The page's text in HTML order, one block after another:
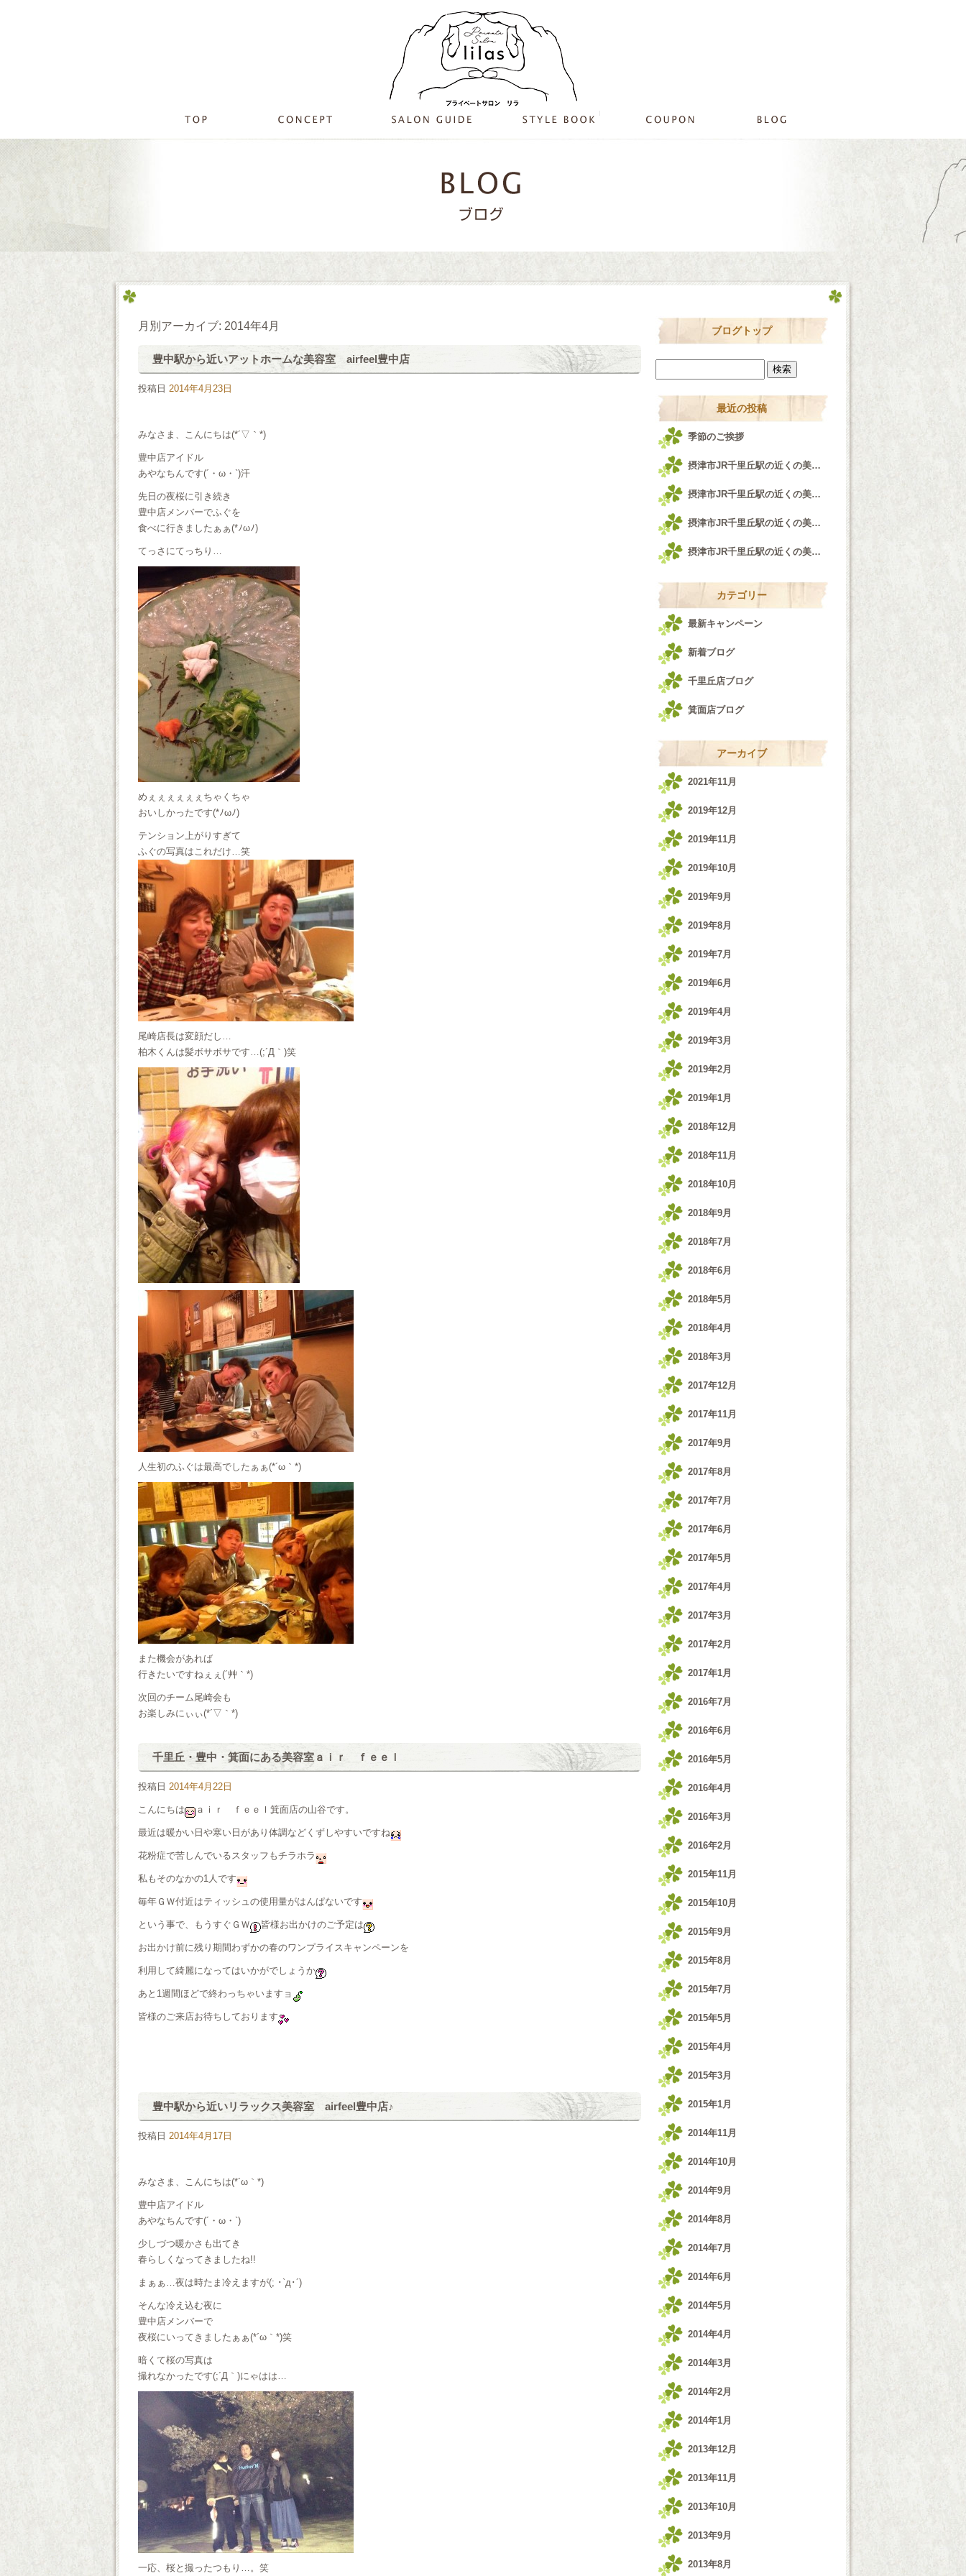
月別アーカイブ: 2014年4月
豊中駅から近いアットホームな美容室 airfeel豊中店
投稿日 2014年4月23日
みなさま、こんにちは(*´▽｀*)
豊中店アイドル
あやなちんです(´・ω・`)汗
先日の夜桜に引き続き
豊中店メンバーでふぐを
食べに行きましたぁぁ(*ﾉωﾉ)
てっさにてっちり…
めぇぇぇぇぇぇちゃくちゃ
おいしかったです(*ﾉωﾉ)
テンション上がりすぎて
ふぐの写真はこれだけ…笑
尾崎店長は変顔だし…
柏木くんは髪ボサボサです…(;´Д｀)笑
人生初のふぐは最高でしたぁぁ(*´ω｀*)
また機会があれば
行きたいですねぇぇ(´艸｀*)
次回のチーム尾崎会も
お楽しみにぃぃ(*´▽｀*)
千里丘・豊中・箕面にある美容室ａｉｒ ｆｅｅｌ
投稿日 2014年4月22日
こんにちは ａｉｒ ｆｅｅｌ箕面店の山谷です。
最近は暖かい日や寒い日があり体調などくずしやすいですね
花粉症で苦しんでいるスタッフもチラホラ
私もそのなかの1人です
毎年ＧＷ付近はティッシュの使用量がはんぱないです
という事で、もうすぐＧＷ 皆様お出かけのご予定は
お出かけ前に残り期間わずかの春のワンプライスキャンペーンを
利用して綺麗になってはいかがでしょうか
あと1週間ほどで終わっちゃいますョ
皆様のご来店お待ちしております
豊中駅から近いリラックス美容室 airfeel豊中店♪
投稿日 2014年4月17日
みなさま、こんにちは(*´ω｀*)
豊中店アイドル
あやなちんです(´・ω・`)
少しづつ暖かさも出てき
春らしくなってきましたね!!
まぁぁ…夜は時たま冷えますが(; ･`д･´)
そんな冷え込む夜に
豊中店メンバーで
夜桜にいってきましたぁぁ(*´ω｀*)笑
暗くて桜の写真は
撮れなかったです(;´Д｀)にゃはは…
一応、桜と撮ったつもり…。笑
ブログトップ
最近の投稿
季節のご挨拶
摂津市JR千里丘駅の近くの美容室airfeel千里丘店♪
摂津市JR千里丘駅の近くの美容室airfeel千里丘店！！！
摂津市JR千里丘駅の近くの美容室airfeel千里丘店♪
摂津市JR千里丘駅の近くの美容室airfeel千里丘店♪
カテゴリー
最新キャンペーン
新着ブログ
千里丘店ブログ
箕面店ブログ
アーカイブ
2021年11月
2019年12月
2019年11月
2019年10月
2019年9月
2019年8月
2019年7月
2019年6月
2019年4月
2019年3月
2019年2月
2019年1月
2018年12月
2018年11月
2018年10月
2018年9月
2018年7月
2018年6月
2018年5月
2018年4月
2018年3月
2017年12月
2017年11月
2017年9月
2017年8月
2017年7月
2017年6月
2017年5月
2017年4月
2017年3月
2017年2月
2017年1月
2016年7月
2016年6月
2016年5月
2016年4月
2016年3月
2016年2月
2015年11月
2015年10月
2015年9月
2015年8月
2015年7月
2015年5月
2015年4月
2015年3月
2015年1月
2014年11月
2014年10月
2014年9月
2014年8月
2014年7月
2014年6月
2014年5月
2014年4月
2014年3月
2014年2月
2014年1月
2013年12月
2013年11月
2013年10月
2013年9月
2013年8月